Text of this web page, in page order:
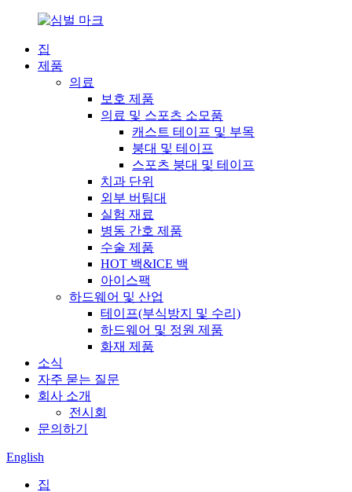
집
제품
의료
보호 제품
의료 및 스포츠 소모품
캐스트 테이프 및 부목
붕대 및 테이프
스포츠 붕대 및 테이프
치과 단위
외부 버팀대
실험 재료
병동 간호 제품
수술 제품
HOT 백&ICE 백
아이스팩
하드웨어 및 산업
테이프(부식방지 및 수리)
하드웨어 및 정원 제품
화재 제품
소식
자주 묻는 질문
회사 소개
전시회
문의하기
English
집